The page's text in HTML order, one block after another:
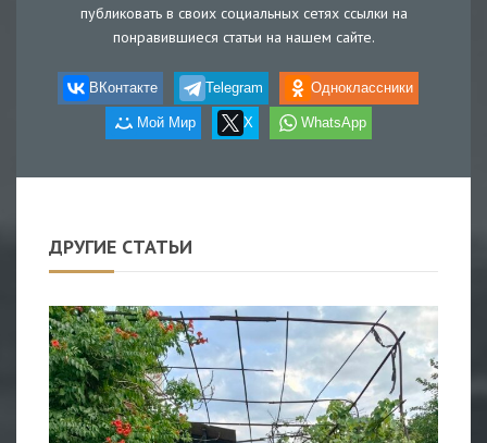
публиковать в своих социальных сетях ссылки на
понравившиеся статьи на нашем сайте.
ВКонтакте Telegram Одноклассники
Мой Мир X WhatsApp
ДРУГИЕ СТАТЬИ